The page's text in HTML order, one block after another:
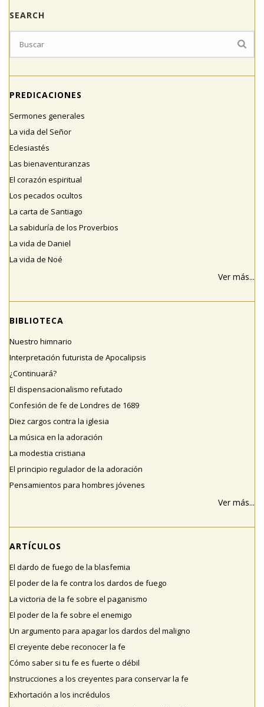
SEARCH
PREDICACIONES
Sermones generales
La vida del Señor
Eclesiastés
Las bienaventuranzas
El corazón espiritual
Los pecados ocultos
La carta de Santiago
La sabiduría de los Proverbios
La vida de Daniel
La vida de Noé
Ver más...
BIBLIOTECA
Nuestro himnario
Interpretación futurista de Apocalipsis
¿Continuará?
El dispensacionalismo refutado
Confesión de fe de Londres de 1689
Diez cargos contra la iglesia
La música en la adoración
La modestia cristiana
El principio regulador de la adoración
Pensamientos para hombres jóvenes
Ver más...
ARTÍCULOS
El dardo de fuego de la blasfemia
El poder de la fe contra los dardos de fuego
La victoria de la fe sobre el paganismo
El poder de la fe sobre el enemigo
Un argumento para apagar los dardos del maligno
El creyente debe reconocer la fe
Cómo saber si tu fe es fuerte o débil
Instrucciones a los creyentes para conservar la fe
Exhortación a los incrédulos